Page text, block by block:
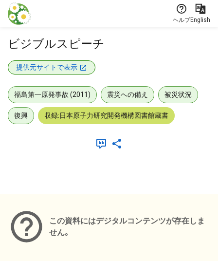
本文に飛ぶ
ヘルプEnglish
ビジブルスピーチ
提供元サイトで表示
福島第一原発事故 (2011) 震災への備え 被災状況
復興 収録:日本原子力研究開発機構図書館蔵書
この資料にはデジタルコンテンツが存在しま
せん。